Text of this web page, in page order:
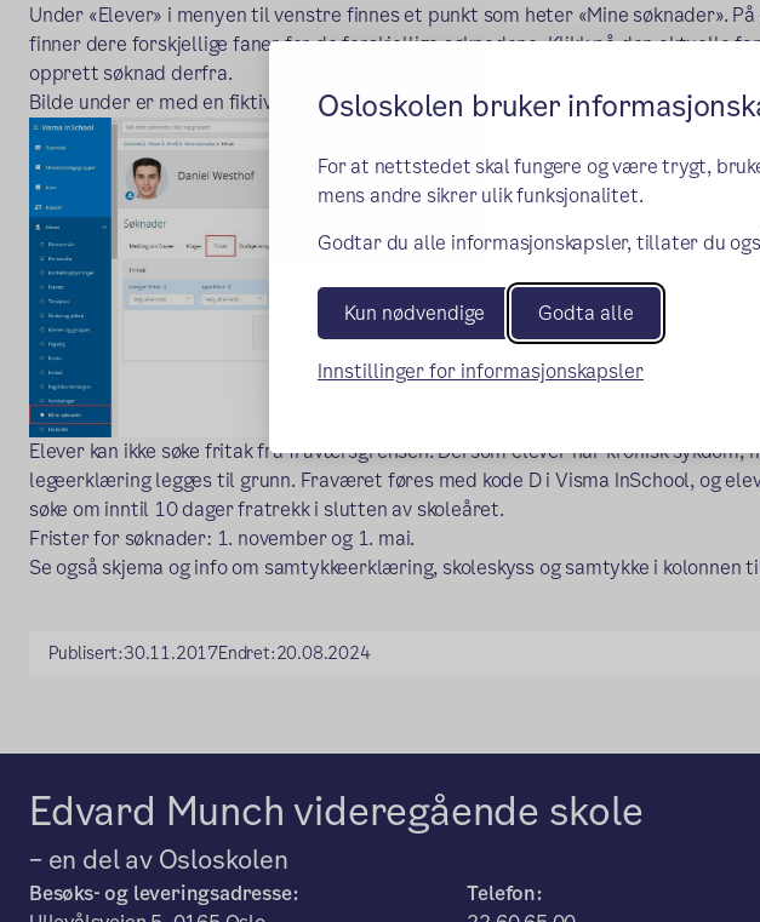
Osloskolen bruker
For at nettstedet skal fungere og være trygt,
mens andre sikrer ulik funksjonalitet.
Godtar du alle informasjonskapsler, tillater du
Kun nødvendige Godta alle
Innstillinger for informasjonskapsler
Under «Elever» i menyen til venstre finnes et punkt som heter «Mine søknader».
finner dere forskjellige faner for de forskjellige søknadene. Klikk på den aktuelle
opprett søknad derfra.
Bilde under er med en fiktiv elev.
Elever kan ikke søke fritak fra fraværsgrensen. Dersom elever har kronisk sykdom,
legeerklæring legges til grunn. Fraværet føres med kode D i Visma InSchool, og
søke om inntil 10 dager fratrekk i slutten av skoleåret.
Frister for søknader: 1. november og 1. mai.
Se også skjema og info om samtykkeerklæring, skoleskyss og samtykke i kolonnen
Publisert:30.11.2017Endret:20.08.2024
Edvard Munch videregående skole
– en del av Osloskolen
Besøks- og leveringsadresse:
Telefon: